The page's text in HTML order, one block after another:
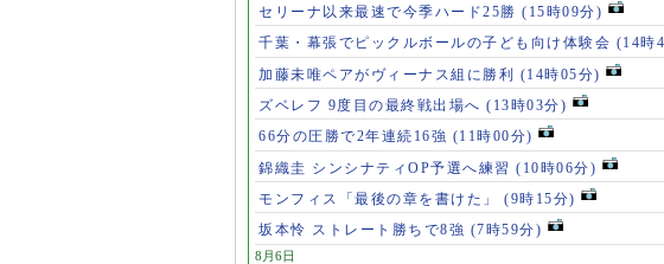
セリーナ以来最速で今季ハード25勝 (15時09分)
千葉・幕張でピックルボールの子ども向け体験会 (14時
加藤未唯ペアがヴィーナス組に勝利 (14時05分)
ズベレフ 9度目の最終戦出場へ (13時03分)
66分の圧勝で2年連続16強 (11時00分)
錦織圭 シンシナティOP予選へ練習 (10時06分)
モンフィス「最後の章を書けた」 (9時15分)
坂本怜 ストレート勝ちで8強 (7時59分)
8月6日